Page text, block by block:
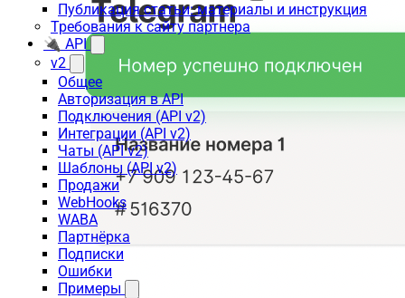
Публикация статьи: материалы и инструкция
Требования к сайту партнера
🔌 API
v2
Общее
Авторизация в API
Подключения (API v2)
Интеграции (API v2)
Чаты (API v2)
Шаблоны (API v2)
Продажи
WebHooks
WABA
Партнёрка
Подписки
Ошибки
Примеры